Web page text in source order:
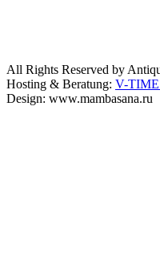
All Rights Reserved by
Hosting & Beratung: V-
Design: www.mambasana.ru